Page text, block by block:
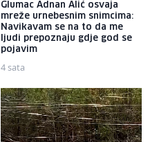
Glumac Adnan Alić osvaja
mreže urnebesnim snimcima:
Navikavam se na to da me
ljudi prepoznaju gdje god se
pojavim
4 sata